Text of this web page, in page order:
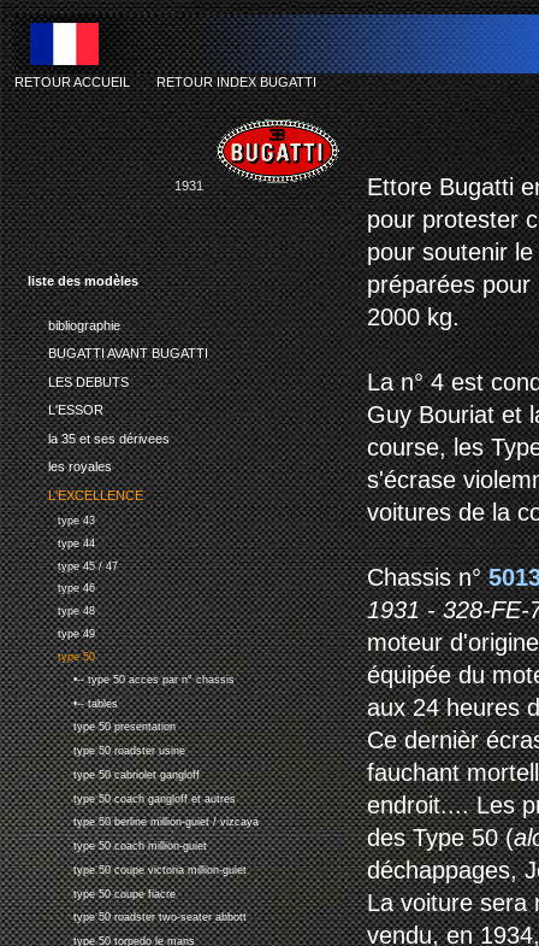
liste des modèles
bibliographie
BUGATTI AVANT BUGATTI
LES DEBUTS
L'ESSOR
la 35 et ses dérivees
les royales
L'EXCELLENCE
type 43
type 44
type 45 / 47
type 46
type 48
type 49
type 50
•-- type 50 acces par n° chassis
•-- tables
type 50 presentation
type 50 roadster usine
type 50 cabriolet gangloff
type 50 coach gangloff et autres
type 50 berline million-guiet / vizcaya
type 50 coach million-guiet
type 50 coupe victoria million-guiet
type 50 coupe fiacre
type 50 roadster two-seater abbott
type 50 torpedo le mans
RETOUR ACCUEIL-RETOUR INDEX BUGATTI
1931
Ettore Bugatti
pour protester
pour soutenir
préparées
2000 kg.
La n° 4 est
Guy Bouriat et
course, les
s'écrase
voitures de la
Chassis n°
1931 - 328-FE-
moteur
équipée du
aux 24 heures
Ce dernièr
fauchant
endroit.... Les
des Type 50 (
déchappages,
La voiture sera
vendu, en